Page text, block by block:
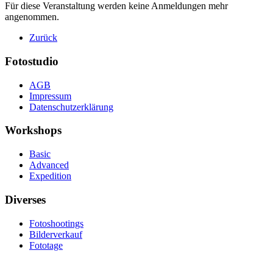
Für diese Veranstaltung werden keine Anmeldungen mehr
angenommen.
Zurück
Fotostudio
AGB
Impressum
Datenschutzerklärung
Workshops
Basic
Advanced
Expedition
Diverses
Fotoshootings
Bilderverkauf
Fototage